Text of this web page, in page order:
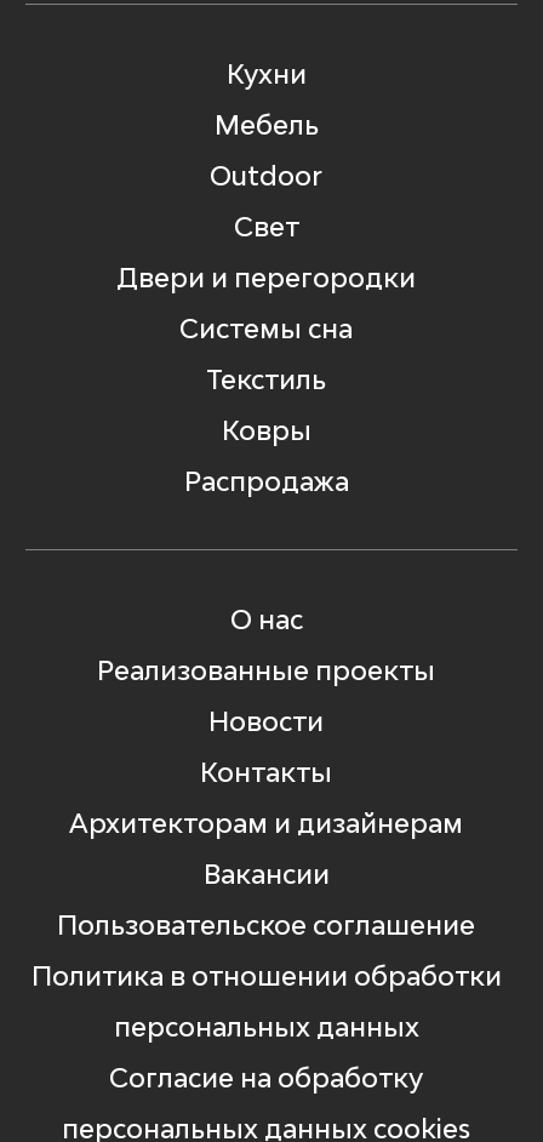
Кухни
Мебель
Outdoor
Свет
Двери и перегородки
Системы сна
Текстиль
Ковры
Распродажа
О нас
Реализованные проекты
Новости
Контакты
Архитекторам и дизайнерам
Вакансии
Пользовательское соглашение
Политика в отношении обработки
персональных данных
Согласие на обработку
персональных данных cookies